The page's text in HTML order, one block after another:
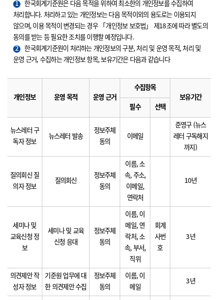
1
한국회계기준원은 다음 목적을 위하여 최소한의 개인정보를 수집하여
처리합니다. 처리하고 있는 개인정보는 다음 목적이외의 용도로는 이용되지
않으며, 이용 목적이 변경되는 경우 「개인정보 보호법」 제18조에 따라 별도의
동의를 받는 등 필요한 조치를 이행할 예정입니다.
2
한국회계기준원이 처리하는 개인정보의 구분, 처리 및 운영 목적, 처리 및
운영 근거, 수집하는 개인정보 항목, 보유기간은 다음과 같습니다
개인정보 운영 목적 운영 근거
수집항목
보유기간
필수
선택
뉴스레터 구
독자 정보
뉴스레터 발송
정보주체
동의
이메일
준영구 (뉴스
레터 구독해지
까지)
질의회신 질
의자 정보
질의회신
정보주체
동의
이름, 소
속, 주소,
이메일,
연락처
10년
세미나 및
교육신청 정
보
세미나 및 교육
신청 응대
정보주체
동의
이름, 이
메일, 연
락처, 소
속, 부서,
직위
회계
사번
호
3년
의견제안 작
성자 정보
기준원 업무에 대
한 의견제안 수집
정보주체
동의
이름, 이
메일
3년